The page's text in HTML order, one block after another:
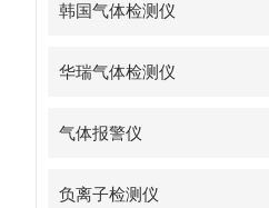
韩国气体检测仪
华瑞气体检测仪
气体报警仪
负离子检测仪